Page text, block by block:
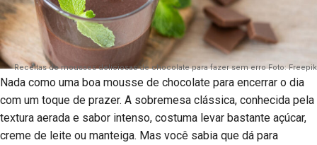
Receitas de mousses deliciosas de chocolate para fazer sem erro Foto: Freepik
Nada como uma boa mousse de chocolate para encerrar o dia
com um toque de prazer. A sobremesa clássica, conhecida pela
textura aerada e sabor intenso, costuma levar bastante açúcar,
creme de leite ou manteiga. Mas você sabia que dá para